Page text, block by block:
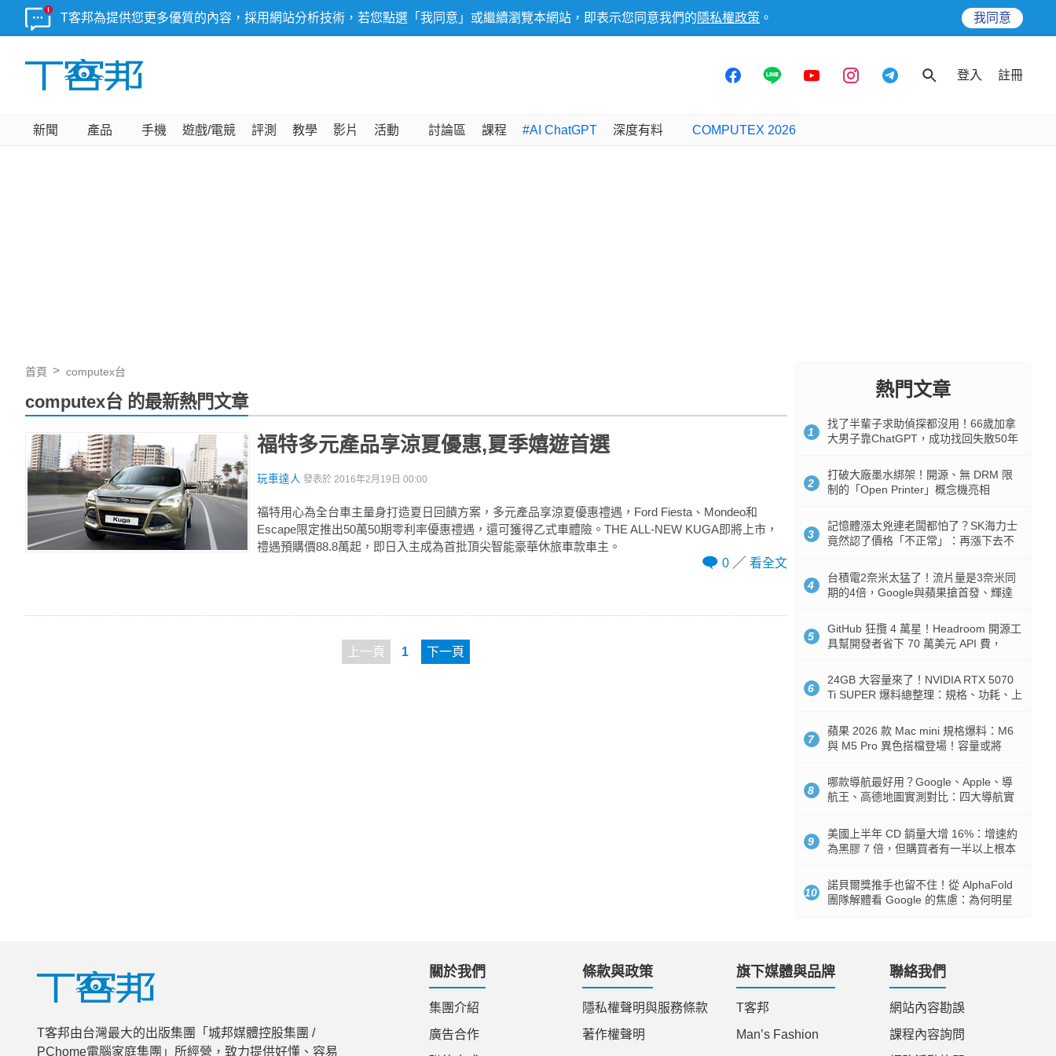
T客邦為提供您更多優質的內容，採用網站分析技術，若您點選「我同意」或繼續瀏覽本網站，即表示您同意我們的 隱私權政策 。 我同意
登入 註冊
新聞 產品 手機 遊戲/電競 評測 教學 影片 活動 討論區 課程 #AI ChatGPT 深度有料 COMPUTEX 2026
首頁 computex台
computex台 的最新熱門文章
福特多元產品享涼夏優惠,夏季嬉遊首選
玩車達人 發表於 2016年2月19日 00:00
福特用心為全台車主量身打造夏日回饋方案，多元產品享涼夏優惠禮遇，Ford Fiesta、Mondeo和
Escape限定推出50萬50期零利率優惠禮遇，還可獲得乙式車體險。THE ALL-NEW KUGA即將上市，
禮遇預購價88.8萬起，即日入主成為首批頂尖智能豪華休旅車款車主。
0
看全文
上一頁 1 下一頁
熱門文章
1
找了半輩子求助偵探都沒用！66歲加拿
大男子靠ChatGPT，成功找回失散50年
2
打破大廠墨水綁架！開源、無 DRM 限
制的「Open Printer」概念機亮相
3
記憶體漲太兇連老闆都怕了？SK海力士
竟然認了價格「不正常」：再漲下去不
4
台積電2奈米太猛了！流片量是3奈米同
期的4倍，Google與蘋果搶首發、輝達
5
GitHub 狂攬 4 萬星！Headroom 開源工
具幫開發者省下 70 萬美元 API 費，
6
24GB 大容量來了！NVIDIA RTX 5070
Ti SUPER 爆料總整理：規格、功耗、上
7
蘋果 2026 款 Mac mini 規格爆料：M6
與 M5 Pro 異色搭檔登場！容量或將
8
哪款導航最好用？Google、Apple、導
航王、高德地圖實測對比：四大導航實
9
美國上半年 CD 銷量大增 16%：增速約
為黑膠 7 倍，但購買者有一半以上根本
10
諾貝爾獎推手也留不住！從 AlphaFold
團隊解體看 Google 的焦慮：為何明星
T客邦由台灣最大的出版集團「城邦媒體控股集團 /
PChome電腦家庭集團」所經營，致力提供好懂、容易
關於我們
集團介紹
廣告合作
條款與政策
隱私權聲明與服務條款
著作權聲明
旗下媒體與品牌
T客邦
Man’s Fashion
聯絡我們
網站內容勘誤
課程內容詢問